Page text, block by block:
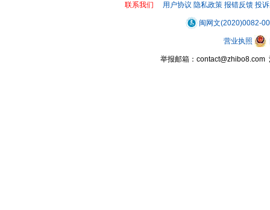
联系我们 用户协议 隐私政策 报错反馈 投
闽网文(2020)0082-
营业执照
举报邮箱：